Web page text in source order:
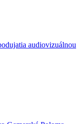
audiovizuálnou